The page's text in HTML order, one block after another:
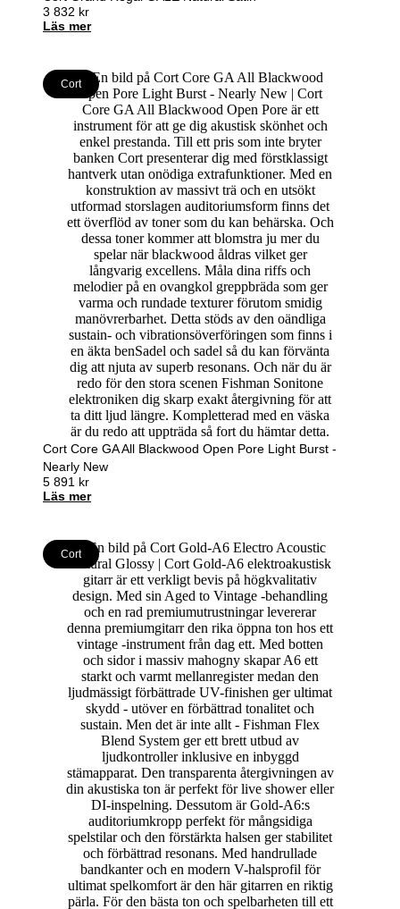
3 832 kr
Läs mer
Cort
Cort Core GA All Blackwood Open Pore Light Burst -
Nearly New
5 891 kr
Läs mer
Cort